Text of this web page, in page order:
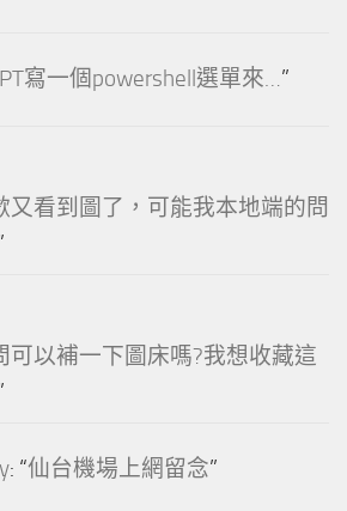
寫一個powershell選單來…”
又看到圖了，可能我本地端的問
可以補一下圖床嗎?我想收藏這
: “仙台機場上網留念”